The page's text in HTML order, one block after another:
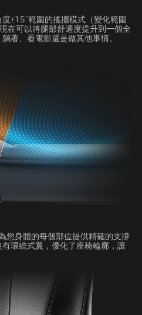
±15°範圍的搖擺模式（變化範圍
在可以將腿部舒適度提升到一個全
著、看電影還是做其他事情。
您身體的每個部位提供精確的支撐
環繞式翼，優化了座椅輪廓，讓